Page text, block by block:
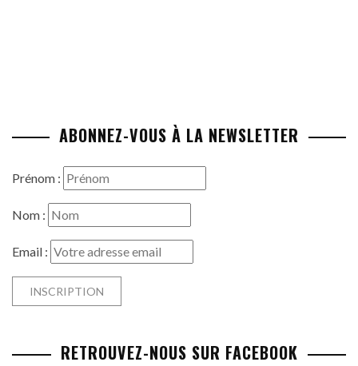
ABONNEZ-VOUS À LA NEWSLETTER
Prénom :
Nom :
Email :
RETROUVEZ-NOUS SUR FACEBOOK